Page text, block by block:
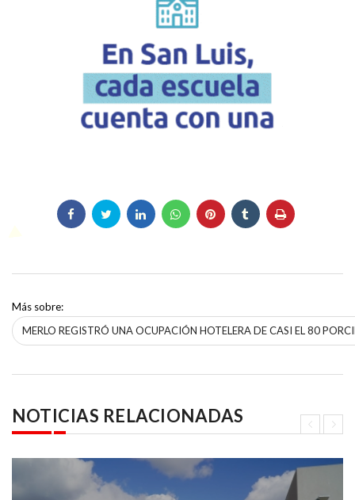
Más sobre:
MERLO REGISTRÓ UNA OCUPACIÓN HOTELERA DE CASI EL 80
NOTICIAS RELACIONADAS